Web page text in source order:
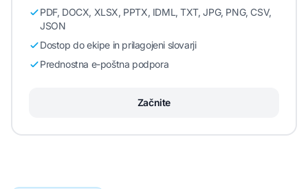
PDF, DOCX, XLSX, PPTX, IDML, TXT, JPG, PNG, CSV,
JSON
Dostop do ekipe in prilagojeni slovarji
Prednostna e-poštna podpora
Začnite